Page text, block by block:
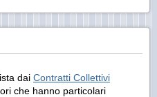
dai Contratti Collettivi
che hanno particolari